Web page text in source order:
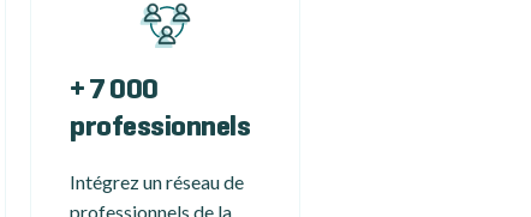
+ 7 000
professionnels
Intégrez un réseau de
professionnels de la